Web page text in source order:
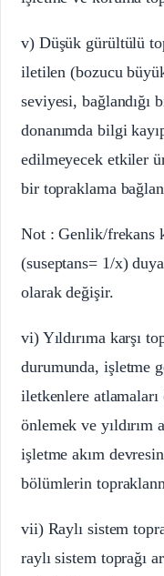
v) Düşük gürültülü
iletilen (bozucu
seviyesi, bağlandığı
donanımda bilgi
edilmeyecek etkiler
bir topraklama
Not : Genlik/frekans
(suseptans= 1/x)
olarak değişir.
vi) Yıldırıma karşı
durumunda, işletme
iletkenlere
önlemek ve yıldırım
işletme akım
bölümlerin
vii) Raylı sistem
raylı sistem toprağı